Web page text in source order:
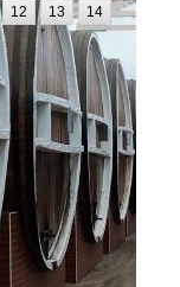
12 13 14